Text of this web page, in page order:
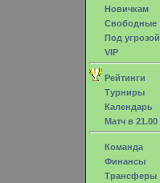
Новичкам
Свободные
Под угрозой
VIP
Рейтинги
Турниры
Календарь
Матч в 21.00
Команда
Финансы
Трансферы